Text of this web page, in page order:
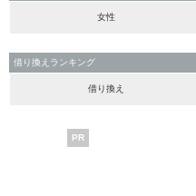
女性
借り換えランキング
借り換え
PR